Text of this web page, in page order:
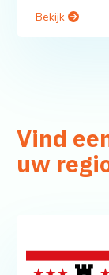
Bekijk
Vind
uw